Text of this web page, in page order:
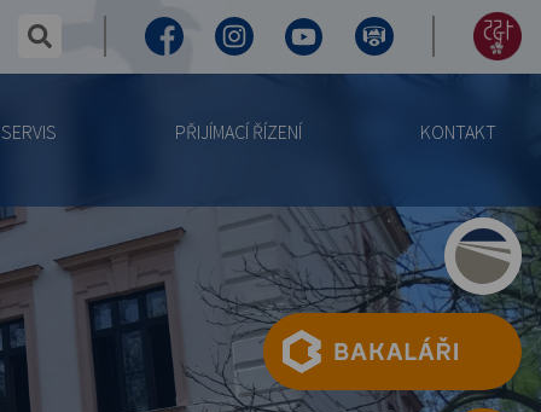
SERVIS PŘIJÍMACÍ ŘÍZENÍ KONTAKT
hledaný text...
✕
FacebookInstagramYoutubeVirtuální
155
výročí